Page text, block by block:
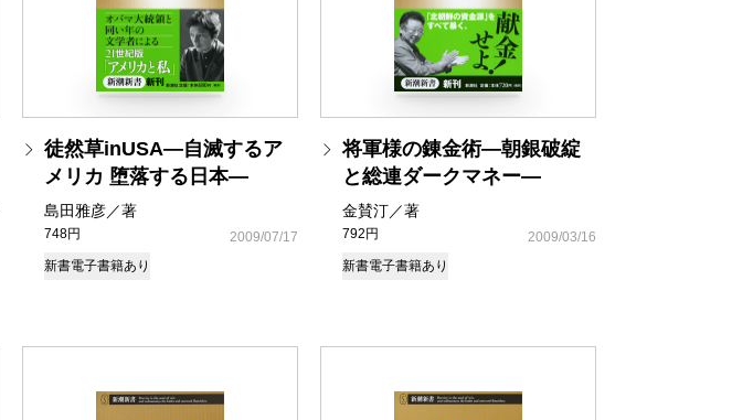
徒然草inUSA―自滅するア
メリカ 堕落する日本―
島田雅彦／著
748円
2009/07/17
新書電子書籍あり
将軍様の錬金術―朝銀破綻
と総連ダークマネー―
金賛汀／著
792円
2009/03/16
新書電子書籍あり